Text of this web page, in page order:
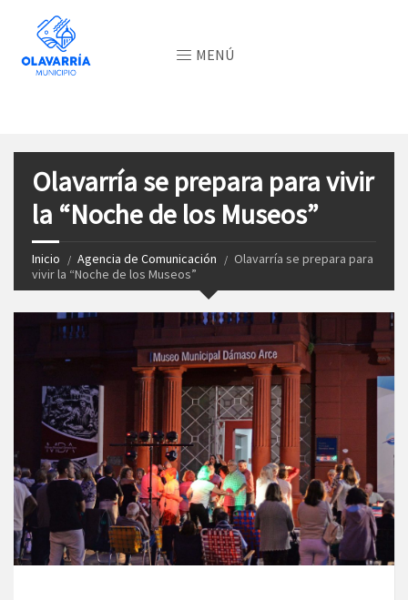
MENÚ
Olavarría se prepara para vivir
la “Noche de los Museos”
Inicio Agencia de Comunicación
Olavarría se prepara para
vivir la “Noche de los Museos”